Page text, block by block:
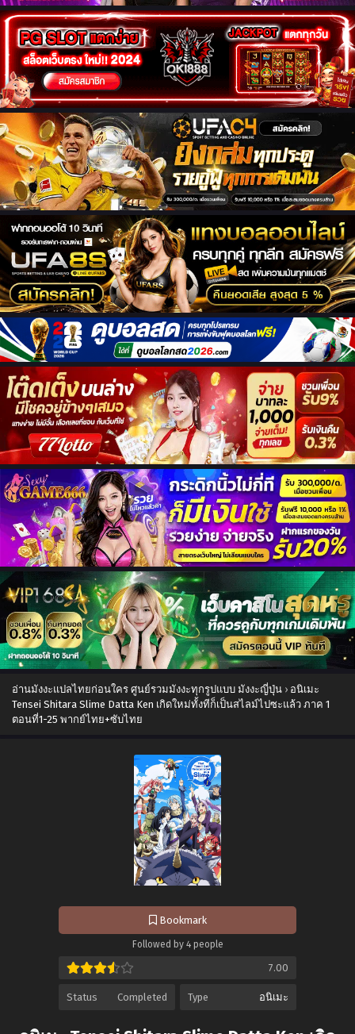
อ่านมังงะแปลไทยก่อนใคร ศูนย์รวมมังงะทุกรูปแบบ มังงะญี่ปุ่น › อนิเมะ
Tensei Shitara Slime Datta Ken เกิดใหม่ทั้งทีก็เป็นสไลม์ไปซะแล้ว ภาค 1
ตอนที่1-25 พากย์ไทย+ซับไทย
Bookmark
Followed by 4 people
7.00
Status Completed Type อนิเมะ